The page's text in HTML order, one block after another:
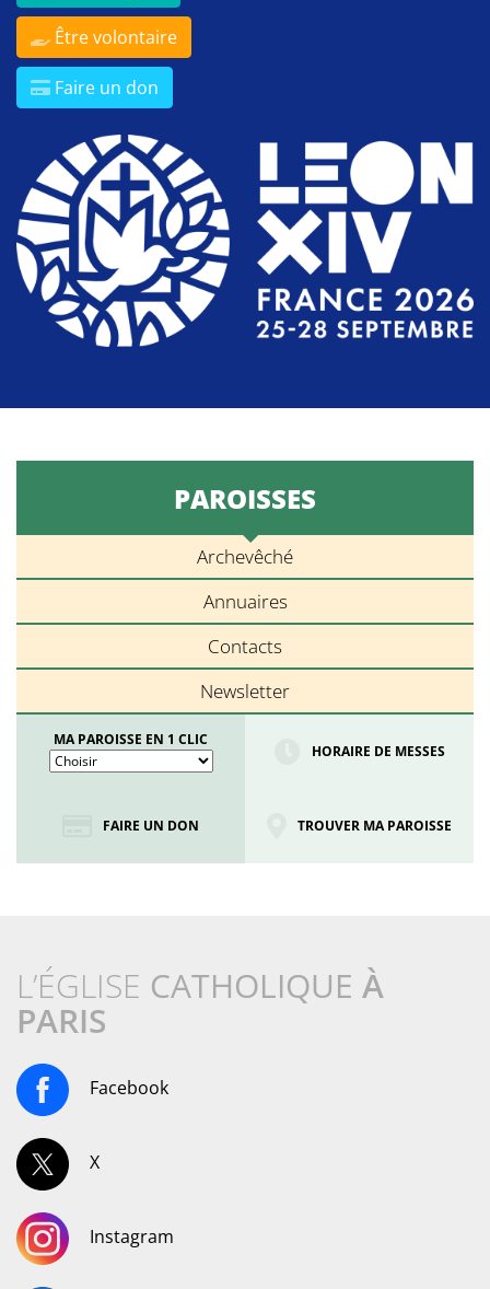
Être volontaire
Faire un don
PAROISSES
Archevêché
Annuaires
Contacts
Newsletter
MA PAROISSE EN 1 CLIC
HORAIRE DE MESSES
FAIRE UN DON TROUVER MA PAROISSE
L’ÉGLISE CATHOLIQUE À
PARIS
Facebook
X
Instagram